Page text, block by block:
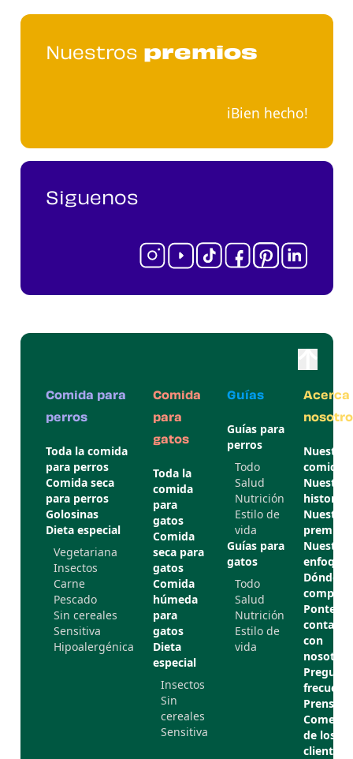
Nuestros premios
iBien hecho!
Siguenos
Comida para
perros
Toda la comida
para perros
Comida seca
para perros
Golosinas
Dieta especial
Vegetariana
Insectos
Carne
Pescado
Sin cereales
Sensitiva
Hipoalergénica
Comida
para
gatos
Toda la
comida
para
gatos
Comida
seca para
gatos
Comida
húmeda
para
gatos
Dieta
especial
Insectos
Sin
cereales
Sensitiva
Guías
Guías para
perros
Todo
Salud
Nutrición
Estilo de
vida
Guías para
gatos
Todo
Salud
Nutrición
Estilo de
vida
Acerca
Nuestra
comida
Nuestra
historia
Nuestros
premios
Nuestro
enfoque
Dónde
comprar
Ponte en
contacto
con
nosotros
Prensa
de los
clientes